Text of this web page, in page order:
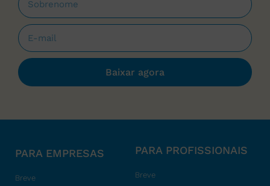
Baixar agora
PARA EMPRESAS
Breve
PARA PROFISSIONAIS
Breve